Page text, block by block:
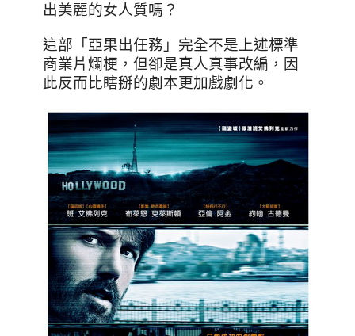
出美麗的女人質嗎？
這部 「亞果出任務」完全不是上述標準
商業片爛梗，但卻是真人真事改編，因
此反而比瞎掰的劇本更加戲劇化。